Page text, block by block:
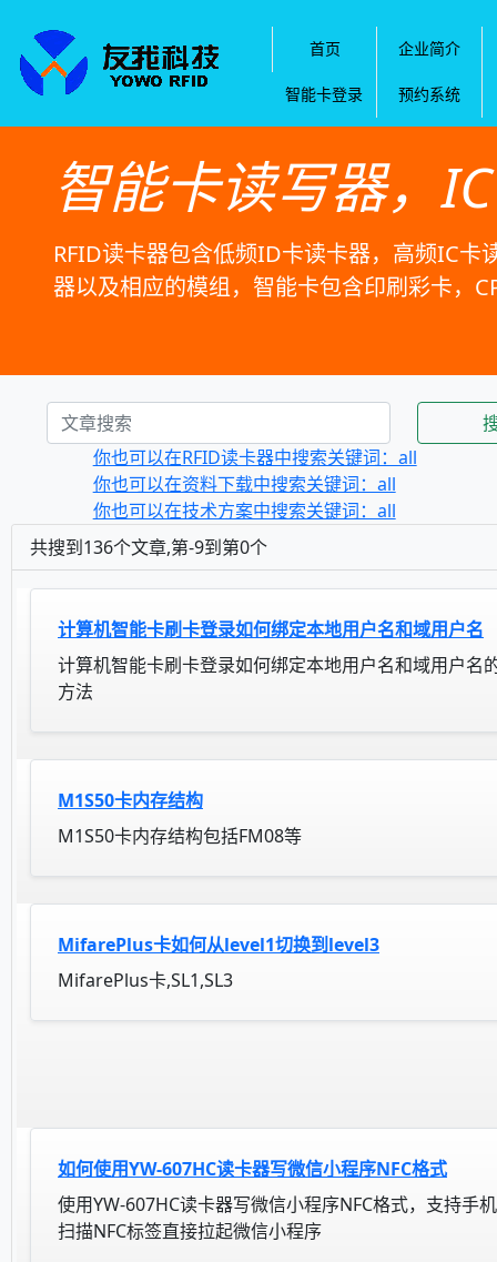
首页 企业简介
智能卡登录 预约系统
智能卡读写器，
RFID读卡器包含低频ID卡读卡器，高频IC卡
器以及相应的模组，智能卡包含印刷彩卡，
你也可以在RFID读卡器中搜索关键词：all
你也可以在资料下载中搜索关键词：all
你也可以在技术方案中搜索关键词：all
共搜到136个文章,第-9到第0个
计算机智能卡刷卡登录如何绑定本地用户名和域用户名
计算机智能卡刷卡登录如何绑定本地用户名和域用户名
方法
M1S50卡内存结构
M1S50卡内存结构包括FM08等
MifarePlus卡如何从level1切换到level3
MifarePlus卡,SL1,SL3
如何使用YW-607HC读卡器写微信小程序NFC格式
使用YW-607HC读卡器写微信小程序NFC格式，支持手机
扫描NFC标签直接拉起微信小程序